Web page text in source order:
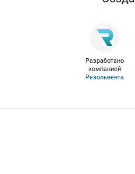
Разработано
компанией
Резольвента